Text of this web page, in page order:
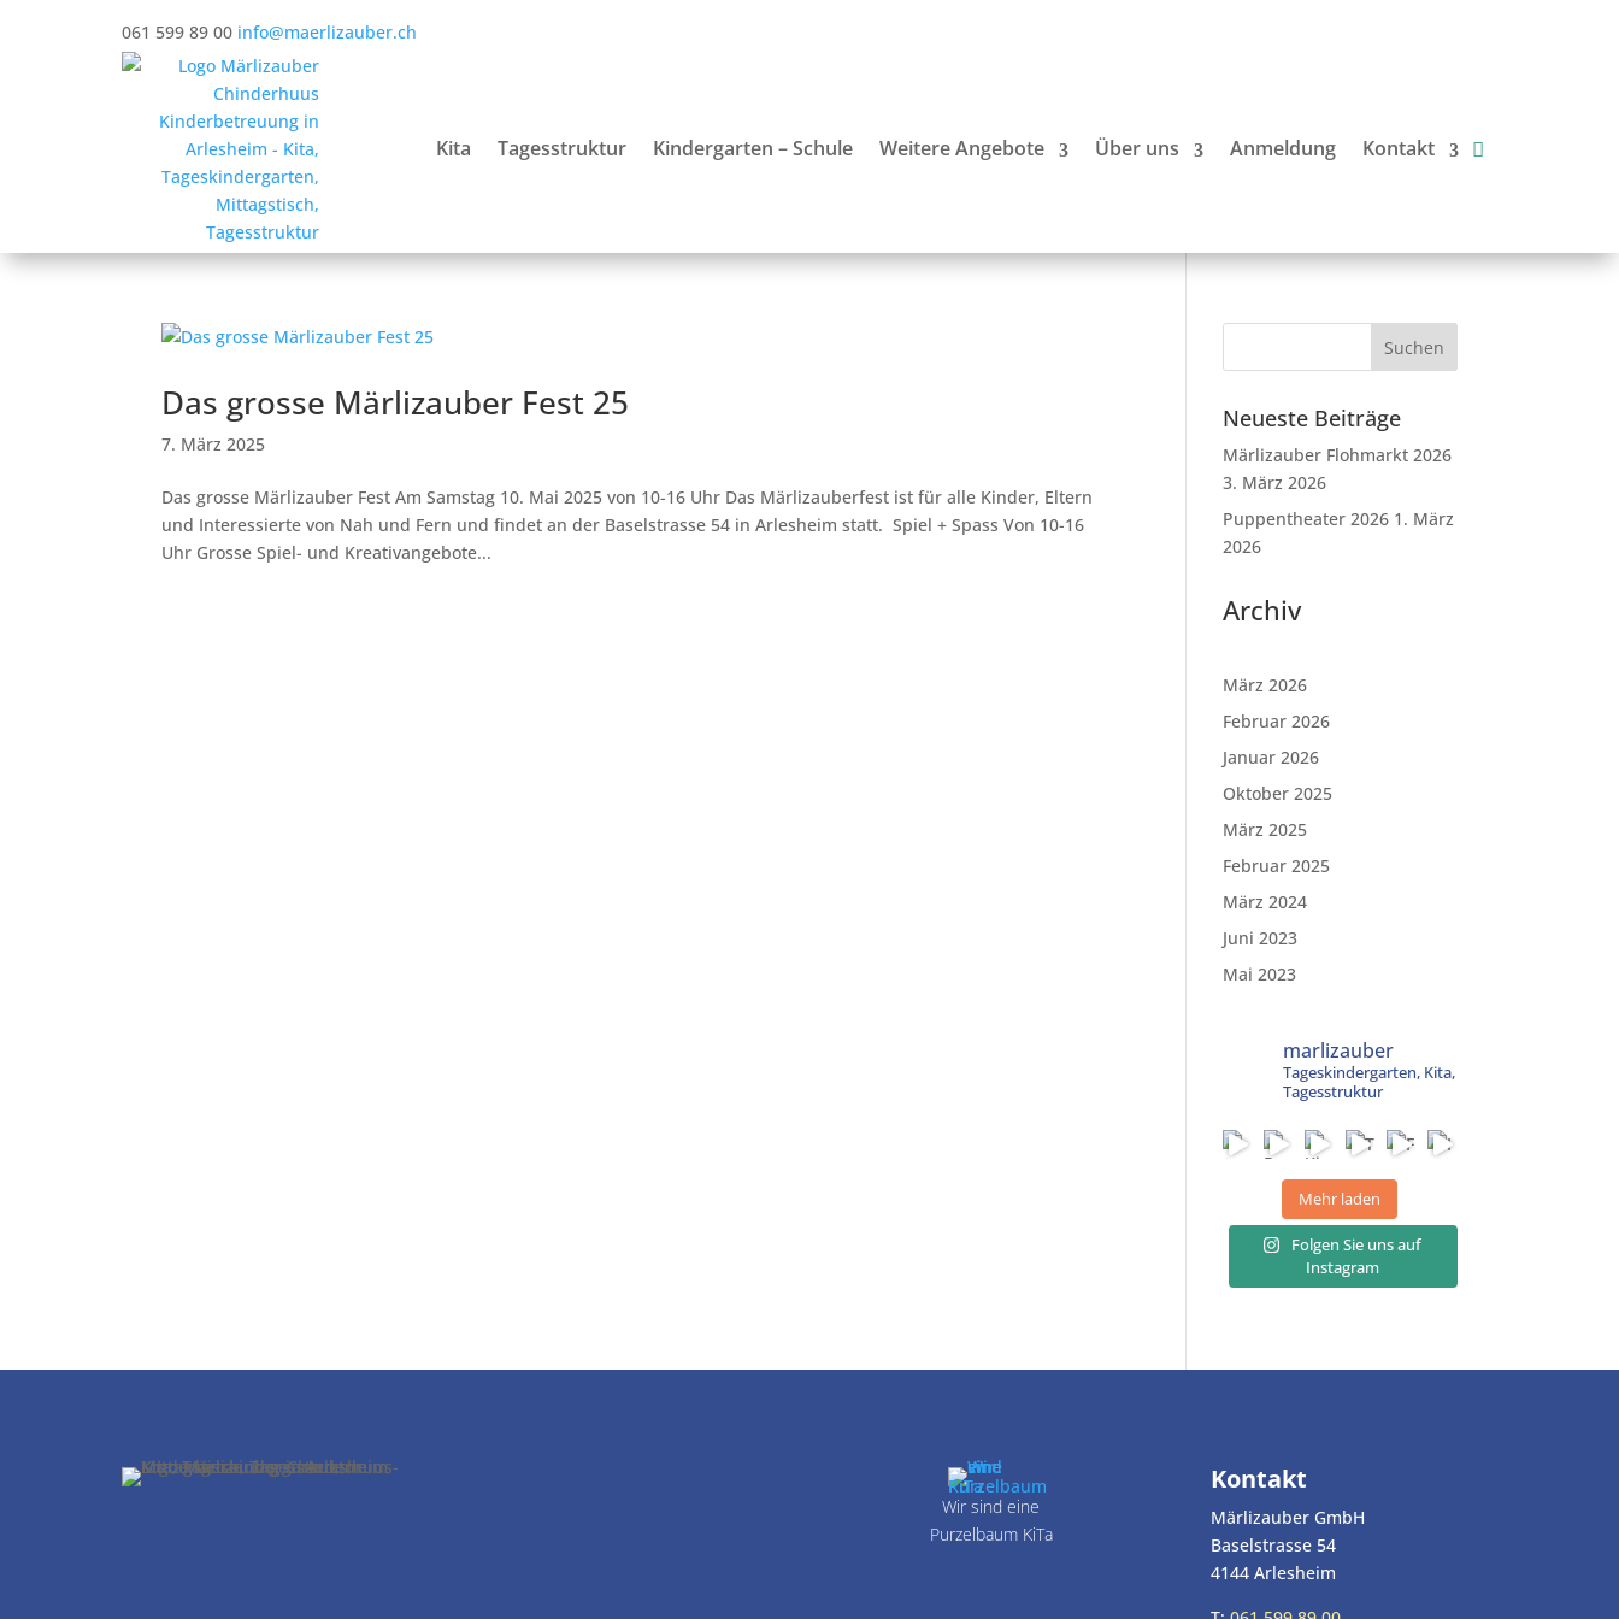
061 599 89 00 info@maerlizauber.ch
Kita Tagesstruktur Kindergarten – Schule Weitere Angebote Über uns Anmeldung Kontakt
Das grosse Märlizauber Fest 25
7. März 2025
Das grosse Märlizauber Fest Am Samstag 10. Mai 2025 von 10-16 Uhr Das Märlizauberfest ist für alle Kinder, Eltern
und Interessierte von Nah und Fern und findet an der Baselstrasse 54 in Arlesheim statt. Spiel + Spass Von 10-16
Uhr Grosse Spiel- und Kreativangebote...
Neueste Beiträge
Märlizauber Flohmarkt 2026
3. März 2026
Puppentheater 2026 1. März
2026
Archiv
März 2026
Februar 2026
Januar 2026
Oktober 2025
März 2025
Februar 2025
März 2024
Juni 2023
Mai 2023
marlizauber
Tageskindergarten, Kita,
Tagesstruktur
Mehr laden
Folgen Sie uns auf
Instagram
Wir sind eine
Purzelbaum KiTa
Kontakt
Märlizauber GmbH
Baselstrasse 54
4144 Arlesheim